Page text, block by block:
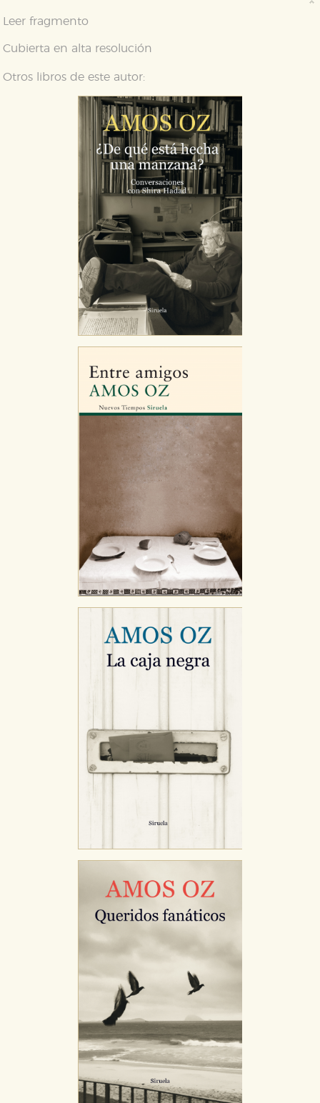
Leer fragmento
Cubierta en alta resolución
Otros libros de este autor: